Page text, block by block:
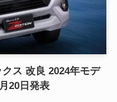
ス 改良 2024年モデ
20日発表